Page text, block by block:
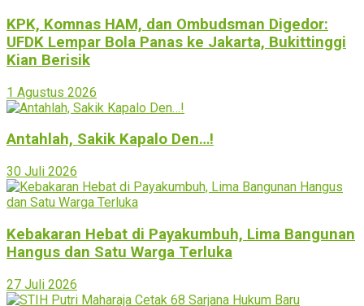
KPK, Komnas HAM, dan Ombudsman Digedor:
UFDK Lempar Bola Panas ke Jakarta, Bukittinggi
Kian Berisik
1 Agustus 2026
Antahlah, Sakik Kapalo Den…!
30 Juli 2026
Kebakaran Hebat di Payakumbuh, Lima Bangunan
Hangus dan Satu Warga Terluka
27 Juli 2026